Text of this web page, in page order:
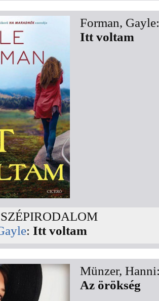
Forman, Gayle:
Itt voltam
: Itt voltam
Münzer,
Az örökség